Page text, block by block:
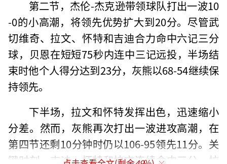
第二节，杰伦-杰克逊带领球队打出一波10
-0的小高潮，将领先优势扩大到20分。尽管武
切维奇、拉文、怀特和吉迪合力命中六记三分
球，贝恩在短短75秒内连中三记远投，半场结
束时他个人得分达到23分，灰熊以68-54继续保
持领先。
下半场，拉文和怀特发挥出色，迅速缩小
分差。然而，灰熊再次打出一波进攻高潮，在
第四节还剩10分钟时仍以106-95领先11分。关
键时刻，吉迪、怀特和拉文连续命中三分，拉